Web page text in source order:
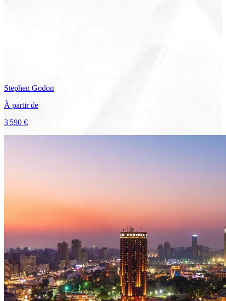
Stephen Godon
À partir de
3 590 €